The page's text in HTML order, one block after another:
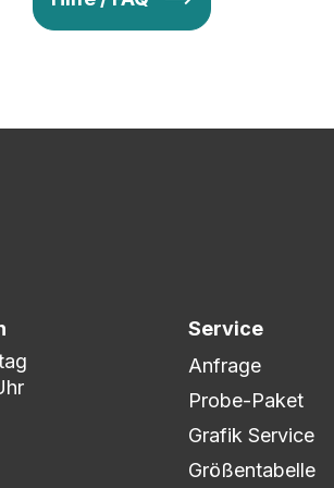
Lagerbestand sind wir in der
Ihr zu 100% zufrieden seid. Danach wird es
Service
Anfrage
Probe-Paket
Grafik Service
Größentabelle